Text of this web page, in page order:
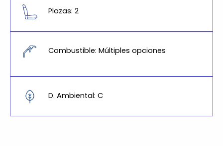
Plazas: 2
Combustible: Múltiples opciones
D. Ambiental: C